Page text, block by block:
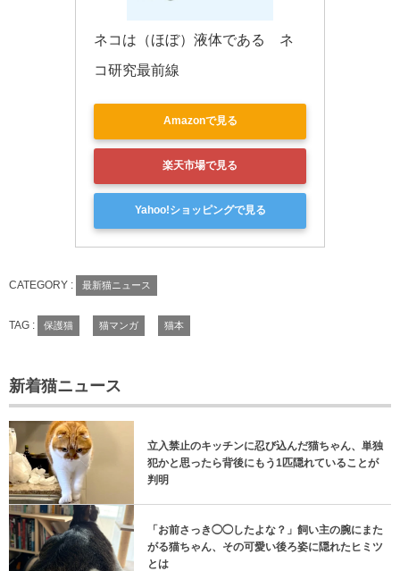
ネコは（ほぼ）液体である　ネ
コ研究最前線
Amazonで見る
楽天市場で見る
Yahoo!ショッピングで見る
CATEGORY : 最新猫ニュース
TAG : 保護猫 猫マンガ 猫本
新着猫ニュース
立入禁止のキッチンに忍び込んだ猫ちゃん、単独
犯かと思ったら背後にもう1匹隠れていることが
判明
「お前さっき◯◯したよな？」飼い主の腕にまた
がる猫ちゃん、その可愛い後ろ姿に隠れたヒミツ
とは